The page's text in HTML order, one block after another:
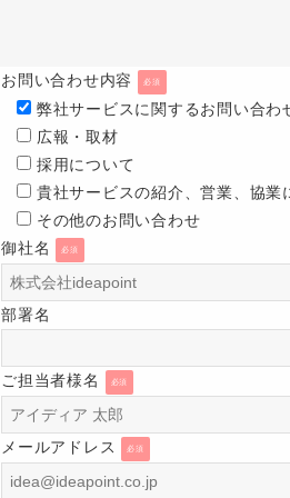
お問い合わせ内容 必須
弊社サービスに関するお問い合わ
広報・取材
採用について
貴社サービスの紹介、営業、協業
その他のお問い合わせ
御社名
必須
部署名
ご担当者様名 必須
メールアドレス 必須